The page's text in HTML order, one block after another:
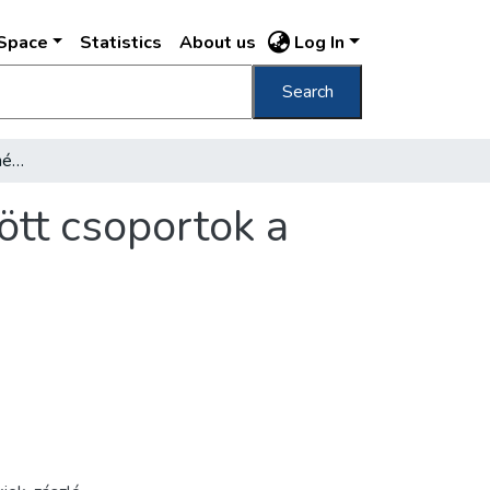
Statistics About us Log In
Search
[Levente egyenruhás és népviseletbe öltözött csoportok a Szent István szobor előtt]
csoportok a